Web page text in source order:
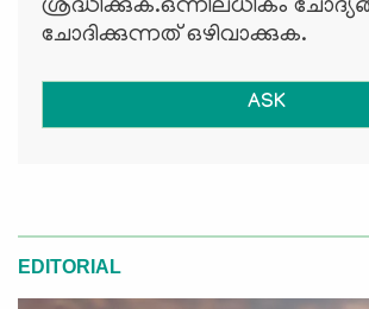
ശ്രദ്ധിക്കുക.ഒന്നിലധികം
ചോദിക്കുന്നത് ഒഴിവാക്കുക.
ASK
EDITORIAL